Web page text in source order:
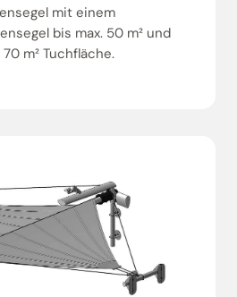
mit einem
bis max. 50 m² und
m² Tuchfläche.